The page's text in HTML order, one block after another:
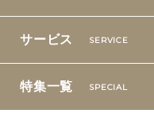
サービス SERVICE
特集一覧 SPECIAL